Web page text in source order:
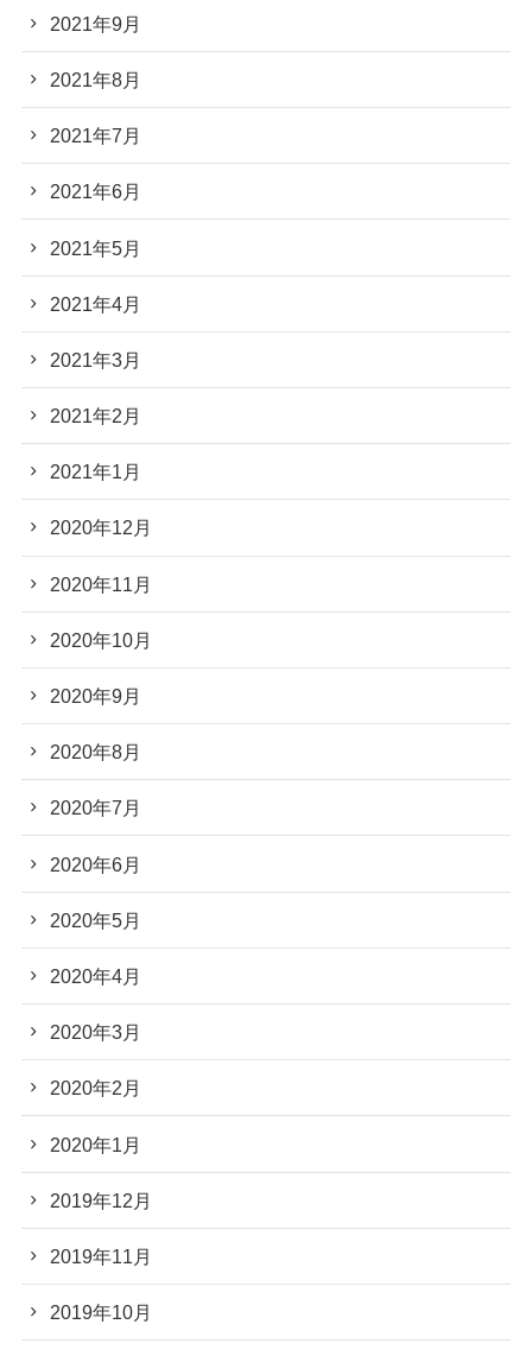
2021年9月
2021年8月
2021年7月
2021年6月
2021年5月
2021年4月
2021年3月
2021年2月
2021年1月
2020年12月
2020年11月
2020年10月
2020年9月
2020年8月
2020年7月
2020年6月
2020年5月
2020年4月
2020年3月
2020年2月
2020年1月
2019年12月
2019年11月
2019年10月